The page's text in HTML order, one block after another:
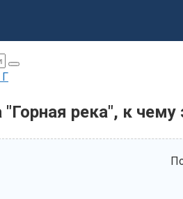
"Горная река", к чему